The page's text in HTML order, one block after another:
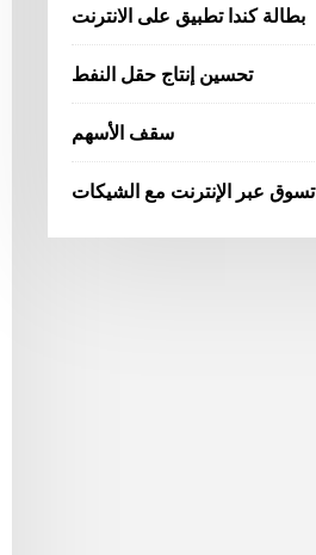
بطالة كندا تطبيق على الانترنت
تحسين إنتاج حقل النفط
سقف الأسهم
تسوق عبر الإنترنت مع الشيكات